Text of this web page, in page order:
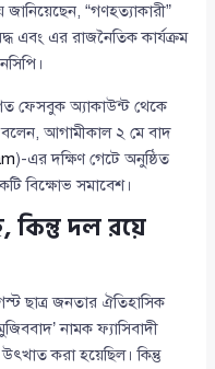
জানিয়েছেন, “গণহত্যাকারী”
এবং এর রাজনৈতিক কার্যক্রম
ফেসবুক অ্যাকাউন্ট থেকে
বলেন, আগামীকাল ২ মে বাদ
)-এর দক্ষিণ গেটে অনুষ্ঠিত
বিক্ষোভ সমাবেশ।
কিন্তু দল রয়ে
ছাত্র জনতার ঐতিহাসিক
নামক ফ্যাসিবাদী
করা হয়েছিল। কিন্তু